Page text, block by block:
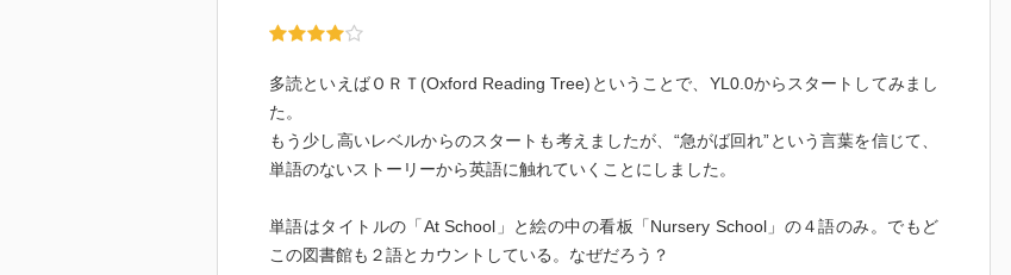
多読といえばＯＲＴ(Oxford Reading Tree)ということで、YL0.0からスタートしてみまし
た。
もう少し高いレベルからのスタートも考えましたが、“急がば回れ”という言葉を信じて、
単語のないストーリーから英語に触れていくことにしました。
単語はタイトルの「At School」と絵の中の看板「Nursery School」の４語のみ。でもど
この図書館も２語とカウントしている。なぜだろう？